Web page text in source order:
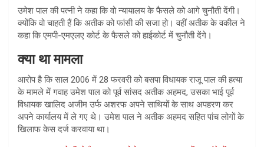
उमेश पाल की पत्नी ने कहा कि वो न्यायालय के फैसले को आगे चुनौती देंगी।
क्योंकि वो चाहती हैं कि अतीक को फांसी की सजा हो। वहीं अतीक के वकील ने
कहा कि एमपी-एमएलए कोर्ट के फैसले को हाईकोर्ट में चुनौती देंगे।
क्या था मामला
आरोप है कि साल 2006 में 28 फरवरी को बसपा विधायक राजू पाल की हत्या
के मामले में गवाह उमेश पाल को पूर्व सांसद अतीक अहमद, उसका भाई पूर्व
विधायक खालिद अजीम उर्फ अशरफ अपने साथियों के साथ अपहरण कर
अपने कार्यालय में ले गए थे। उमेश पाल ने अतीक अहमद सहित पांच लोगों के
खिलाफ केस दर्ज करवाया था।